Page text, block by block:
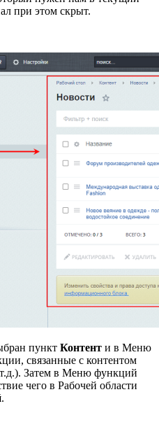
при этом скрыт.
пункт Контент и в Меню
связанные с контентом
Затем в Меню функций
чего в Рабочей области
.